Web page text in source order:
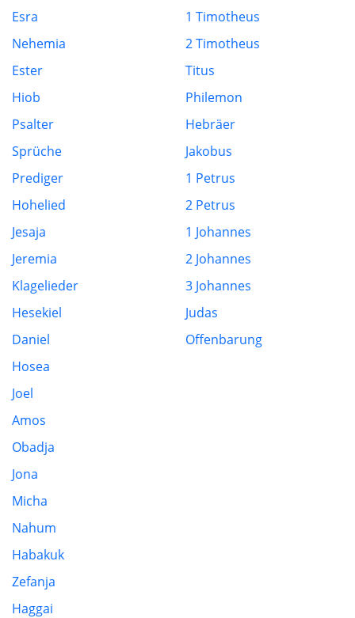
Esra
Nehemia
Ester
Hiob
Psalter
Sprüche
Prediger
Hohelied
Jesaja
Jeremia
Klagelieder
Hesekiel
Daniel
Hosea
Joel
Amos
Obadja
Jona
Micha
Nahum
Habakuk
Zefanja
Haggai
1 Timotheus
2 Timotheus
Titus
Philemon
Hebräer
Jakobus
1 Petrus
2 Petrus
1 Johannes
2 Johannes
3 Johannes
Judas
Offenbarung